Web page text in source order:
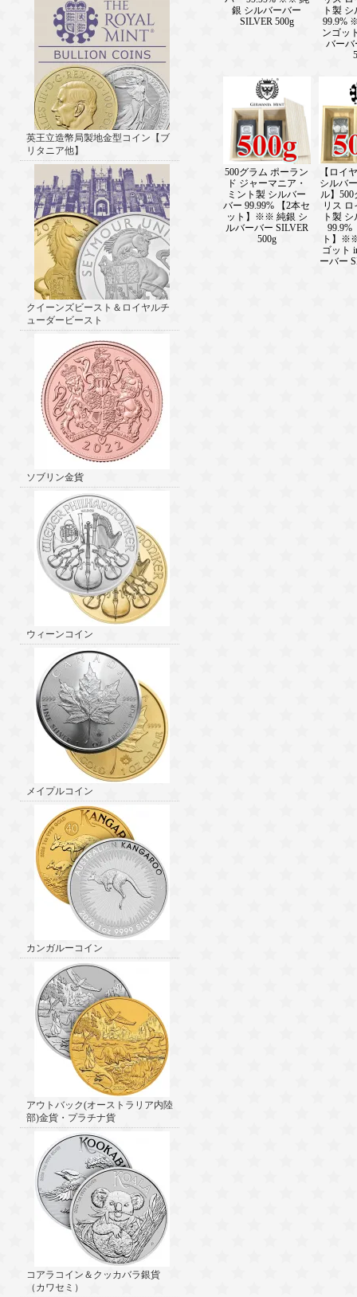
英王立造幣局製地金型コイン【ブ
リタニア他】
クイーンズビースト＆ロイヤルチ
ューダービースト
ソブリン金貨
ウィーンコイン
メイプルコイン
カンガルーコイン
アウトバック(オーストラリア内陸
部)金貨・プラチナ貨
コアラコイン＆クッカバラ銀貨
（カワセミ）
銀 シルバーバー
SILVER 500g
ト製
99.9%
ンゴッ
バーバ
500グラム ポーラン
ド ジャーマニア・
ミント製 シルバー
バー 99.99% 【2本セ
ット】※※ 純銀 シ
ルバーバー SILVER
500g
【ロ
シルバ
ル】
リス
ト製
99.9%
ト】
ゴット
ーバー